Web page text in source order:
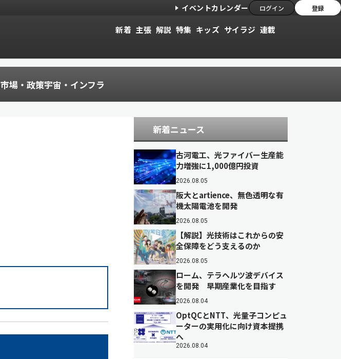
イベントカレンダー ログイン 登録
新着 主張 解説 特集 キッズ サイラジ 連載
市場・政策宇宙・インフラ
新着ニュース
古河電工、光ファイバー生産能
力増強に1,000億円投資
2026.08.05
阪大とartience、無色透明な有
機太陽電池を開発
2026.08.05
【解説】光技術はこれからの安
全保障をどう支えるのか
2026.08.05
ローム、テラヘルツ波デバイス
を開発 早期産業化を目指す
2026.08.04
OptQCとNTT、光量子コンピュ
ーターの実用化に向け資本提携
へ
2026.08.04